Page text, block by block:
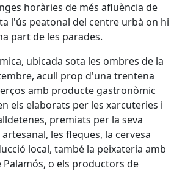
horàries de més afluència de
l'ús peatonal del centre urbà on hi
part de les parades.
ubicada sota les ombres de la
acull prop d'una trentena
amb producte gastronòmic
els elaborats per les xarcuteries i
premiats per la seva
les fleques, la cervesa
local, també la peixateria amb
Palamós, o els productors de